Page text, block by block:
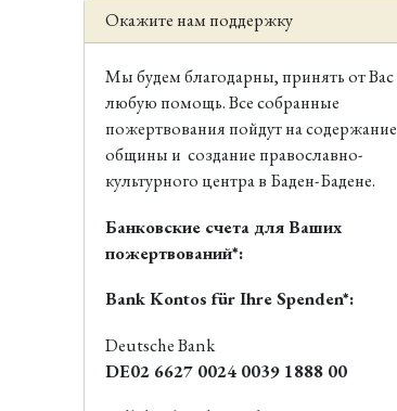
Окажите нам поддержку
Мы будем благодарны, принять от Вас
любую помощь. Все собранные
пожертвования пойдут на содержание
общины и создание православно-
культурного центра в Баден-Бадене.
Банковские счета для Ваших
пожертвований*:
Bank Kontos für Ihre Spenden*:
Deutsche Bank
DE02 6627 0024 0039 1888 00